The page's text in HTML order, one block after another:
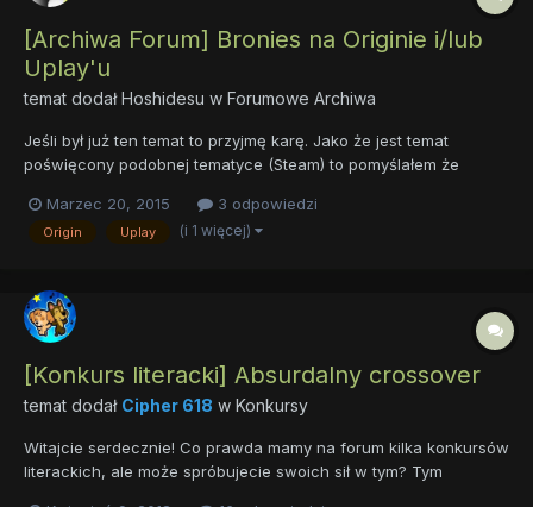
[Archiwa Forum] Bronies na Originie i/lub
Uplay'u
temat dodałHoshidesu w Forumowe Archiwa
Jeśli był już ten temat to przyjmę karę. Jako że jest temat
poświęcony podobnej tematyce (Steam) to pomyślałem że
cyfrowych. Ja akurat mam gry na wszystkich wymienionych
platformach to oczywiste jest też to że mam tam wszystkie
Marzec 20, 2015 3 odpowiedzi
Origin Uplay (i 1 więcej)
[Konkurs literacki] Absurdalny crossover
temat dodał Cipher 618 w Konkursy
Witajcie serdecznie! Co prawda mamy na forum kilka konkursów
literackich, ale może spróbujecie swoich sił w tym? Tym